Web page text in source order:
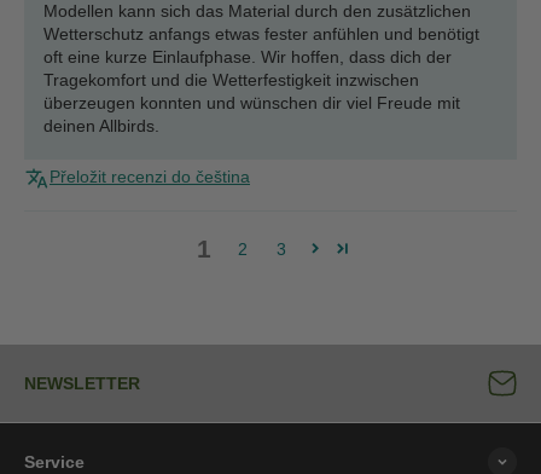
Modellen kann sich das Material durch den zusätzlichen
Wetterschutz anfangs etwas fester anfühlen und benötigt
oft eine kurze Einlaufphase. Wir hoffen, dass dich der
Tragekomfort und die Wetterfestigkeit inzwischen
überzeugen konnten und wünschen dir viel Freude mit
deinen Allbirds.
Přeložit recenzi do čeština
1 2 3
NEWSLETTER
Service